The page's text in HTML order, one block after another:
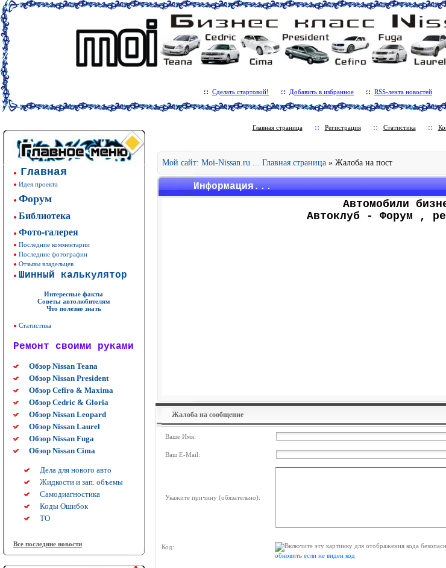
Сделать стартовой! Добавить в избранное RSS-лента новостей
Главная
Идея проекта
Форум
Библиотека
Фото-галерея
Последние комментарии
Последние фотографии
Отзывы владельцев
Шинный калькулятор
Интересные факты
Советы автолюбителям
Что полезно знать
Статистика
Ремонт своими руками
Обзор Nissan Teana
Обзор Nissan President
Обзор Cefiro & Maxima
Обзор Cedric & Gloria
Обзор Nissan Leopard
Обзор Nissan Laurel
Обзор Nissan Fuga
Обзор Nissan Cima
Дела для нового авто
Жидкости и зап. объемы
Самодиагностика
Коды Ошибок
ТО
Все последние новости
Главная страница Регистрация Статистика
Мой сайт: Moi-Nissan.ru ... Главная страница » Жалоба на пост
Информация...
Автомобили
Автоклуб - Форум ,
Жалоба на сообщение
Ваше Имя:
Ваш E-Mail:
Укажите причину (обязательно):
Код:
обновить если не виден код